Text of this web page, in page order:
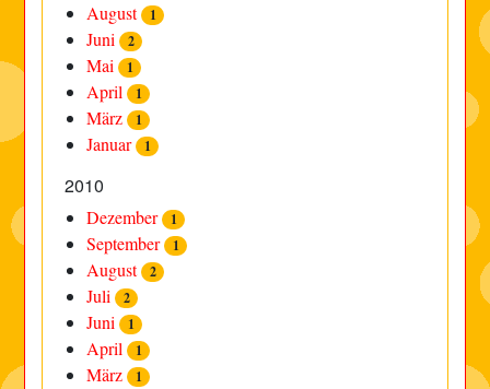
August 1
Juni 2
Mai 1
April 1
März 1
Januar 1
2010
Dezember 1
September 1
August 2
Juli 2
Juni 1
April 1
März 1